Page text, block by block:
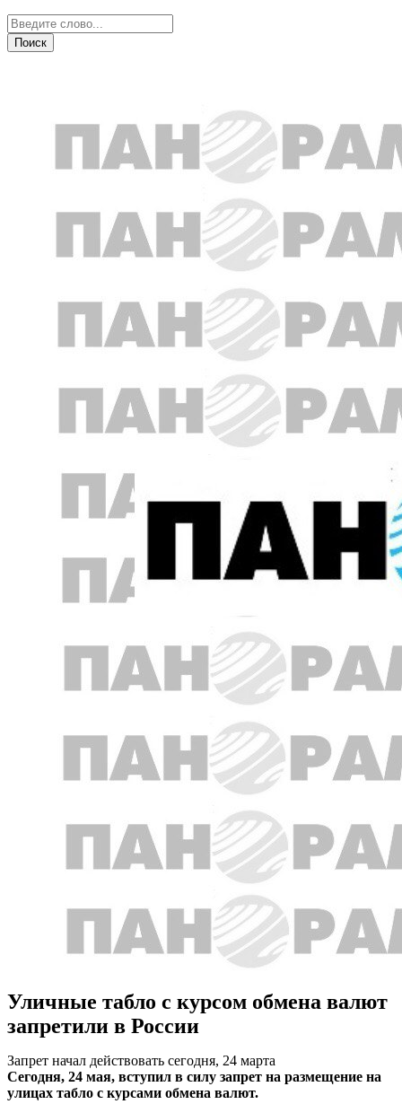
Уличные табло с курсом обмена валют
запретили в России
Запрет начал действовать сегодня, 24 марта
Сегодня, 24 мая, вступил в силу запрет на размещение на
улицах табло с курсами обмена валют.